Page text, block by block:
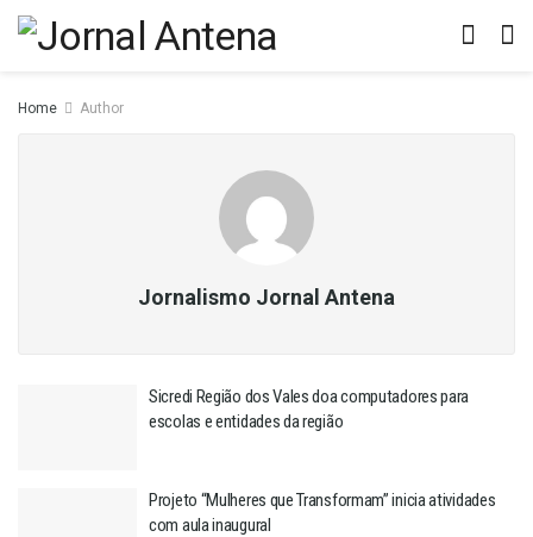
Home Author
Jornalismo Jornal Antena
Sicredi Região dos Vales doa computadores para
escolas e entidades da região
Projeto “Mulheres que Transformam” inicia atividades
com aula inaugural